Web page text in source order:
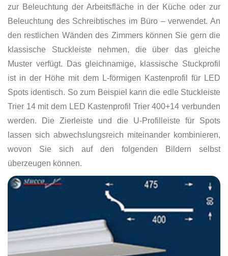
zur Beleuchtung der Arbeitsfläche in der Küche oder zur
Beleuchtung des Schreibtisches im Büro – verwendet. An
den restlichen Wänden des Zimmers können Sie gern die
klassische Stuckleiste nehmen, die über das gleiche
Muster verfügt. Das gleichnamige, klassische Stuckprofil
ist in der Höhe mit dem L-förmigen Kastenprofil für LED
Spots identisch. So zum Beispiel kann die edle Stuckleiste
Trier 14 mit dem LED Kastenprofil Trier 400+14 verbunden
werden. Die Zierleiste und die U-Profilleiste für Spots
lassen sich abwechslungsreich miteinander kombinieren,
wovon Sie sich auf den folgenden Bildern selbst
überzeugen können.